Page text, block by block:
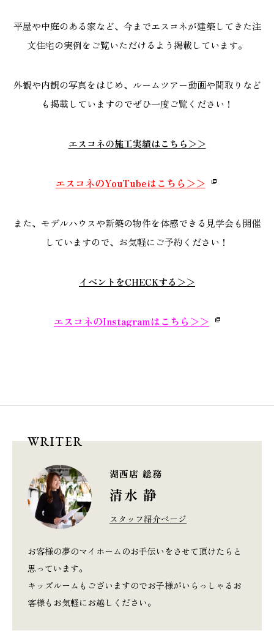
平屋や中庭のある家など、今までエスコネが建築してきた注
文住宅の実例をご覧いただけるよう掲載しています。
外観や内観の写真をはじめ、ルームツアー動画や間取りなど
も掲載していますのでぜひ一度ご覧ください！
エスコネの施工実績はこちら＞＞
エスコネのYouTubeはこちら＞＞
また、モデルハウスや新築の物件を体感できる見学会も開催
していますので、お気軽にご予約ください！
イベントをCHECKする＞＞
エスコネのInstagramはこちら＞＞
WRITER
湖西店 総務
清水 静
スタッフ紹介ページ
お客様の夢のマイホームのお手伝いをさせて頂けたらと
思っています。
キッズルームもございますのでお子様がいらっしゃるお
客様もお気軽にお越しください。